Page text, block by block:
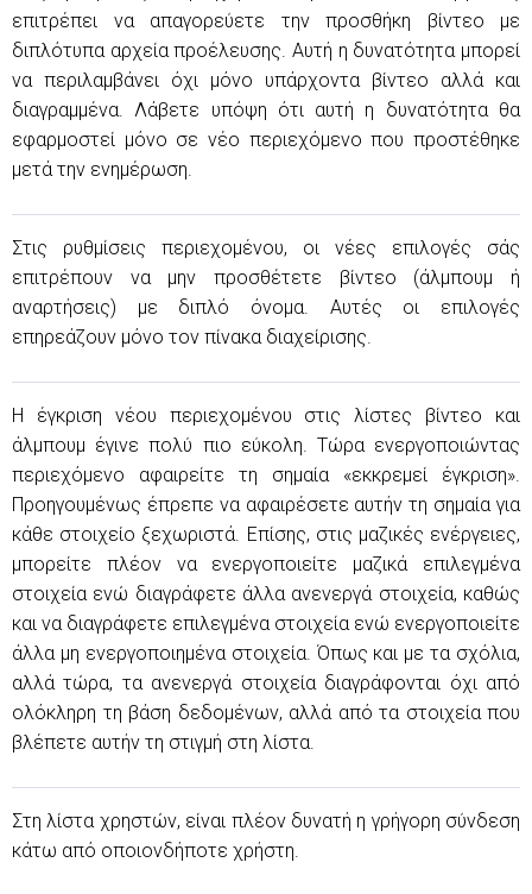
επιτρέπει να απαγορεύετε την προσθήκη βίντεο με
διπλότυπα αρχεία προέλευσης. Αυτή η δυνατότητα μπορεί
να περιλαμβάνει όχι μόνο υπάρχοντα βίντεο αλλά και
διαγραμμένα. Λάβετε υπόψη ότι αυτή η δυνατότητα θα
εφαρμοστεί μόνο σε νέο περιεχόμενο που προστέθηκε
μετά την ενημέρωση.
Στις ρυθμίσεις περιεχομένου, οι νέες επιλογές σάς
επιτρέπουν να μην προσθέτετε βίντεο (άλμπουμ ή
αναρτήσεις) με διπλό όνομα. Αυτές οι επιλογές
επηρεάζουν μόνο τον πίνακα διαχείρισης.
Η έγκριση νέου περιεχομένου στις λίστες βίντεο και
άλμπουμ έγινε πολύ πιο εύκολη. Τώρα ενεργοποιώντας
περιεχόμενο αφαιρείτε τη σημαία «εκκρεμεί έγκριση».
Προηγουμένως έπρεπε να αφαιρέσετε αυτήν τη σημαία για
κάθε στοιχείο ξεχωριστά. Επίσης, στις μαζικές ενέργειες,
μπορείτε πλέον να ενεργοποιείτε μαζικά επιλεγμένα
στοιχεία ενώ διαγράφετε άλλα ανενεργά στοιχεία, καθώς
και να διαγράφετε επιλεγμένα στοιχεία ενώ ενεργοποιείτε
άλλα μη ενεργοποιημένα στοιχεία. Όπως και με τα σχόλια,
αλλά τώρα, τα ανενεργά στοιχεία διαγράφονται όχι από
ολόκληρη τη βάση δεδομένων, αλλά από τα στοιχεία που
βλέπετε αυτήν τη στιγμή στη λίστα.
Στη λίστα χρηστών, είναι πλέον δυνατή η γρήγορη σύνδεση
κάτω από οποιονδήποτε χρήστη.